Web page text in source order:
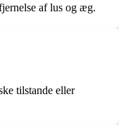
af lus og æg.
tilstande eller